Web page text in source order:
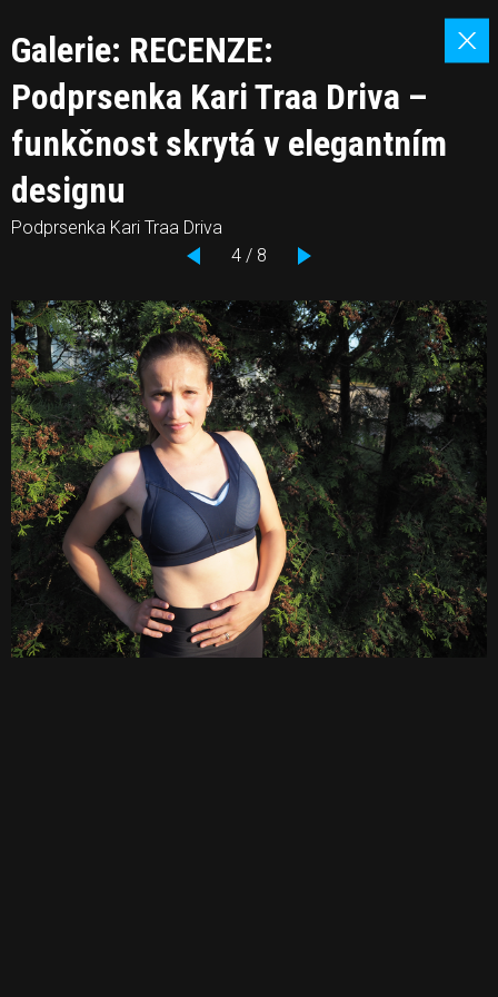
Galerie: RECENZE:
Podprsenka Kari Traa Driva –
funkčnost skrytá v elegantním
designu
Podprsenka Kari Traa Driva
4 / 8